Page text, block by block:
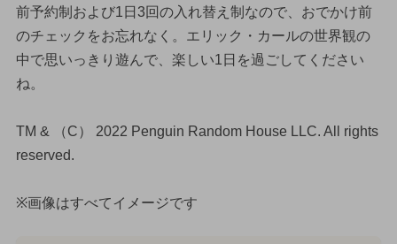
前予約制および1日3回の入れ替え制なので、おでかけ前
のチェックをお忘れなく。エリック・カールの世界観の
中で思いっきり遊んで、楽しい1日を過ごしてください
ね。
TM & （C） 2022 Penguin Random House LLC. All rights
reserved.
※画像はすべてイメージです